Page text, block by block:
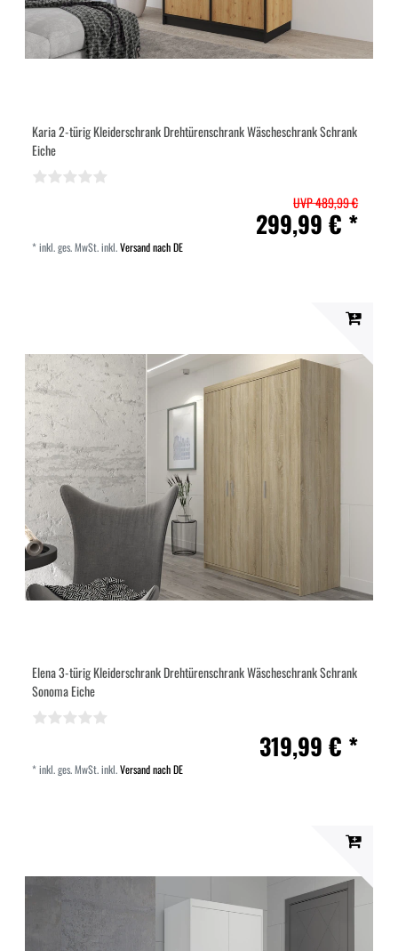
Karia 2-türig Kleiderschrank Drehtürenschrank Wäscheschrank Schrank
Eiche
UVP 489,99 €
299,99 € *
*inkl. ges. MwSt.inkl.Versand nach DE
Elena 3-türig Kleiderschrank Drehtürenschrank Wäscheschrank Schrank
Sonoma Eiche
319,99 € *
*inkl. ges. MwSt.inkl.Versand nach DE